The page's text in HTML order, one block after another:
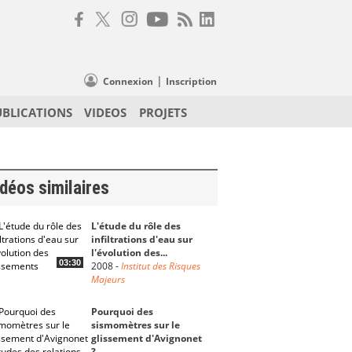
Connexion | Inscription
VIDEOS PROJETS
similaires
03:30
L'étude du rôle des
infiltrations d'eau sur
l'évolution des...
2008-Institut des Risques
Majeurs
Pourquoi des
sismomètres sur le
glissement d'Avignonet